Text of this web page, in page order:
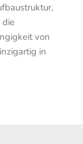
von
in